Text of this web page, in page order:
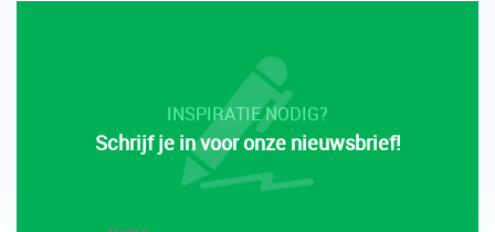
INSPIRATIE NODIG?
Schrijf je in voor onze nieuwsbrief!